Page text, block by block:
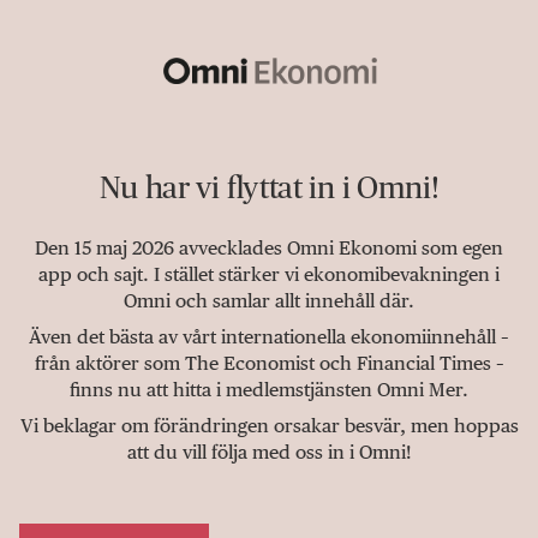
Nu har vi flyttat in i Omni!
Den 15 maj 2026 avvecklades Omni Ekonomi som egen
app och sajt. I stället stärker vi ekonomibevakningen i
Omni och samlar allt innehåll där.
Även det bästa av vårt internationella ekonomiinnehåll –
från aktörer som The Economist och Financial Times –
finns nu att hitta i medlemstjänsten Omni Mer.
Vi beklagar om förändringen orsakar besvär, men hoppas
att du vill följa med oss in i Omni!